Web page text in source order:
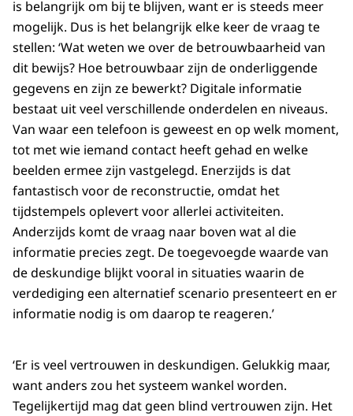
is belangrijk om bij te blijven, want er is steeds meer
mogelijk. Dus is het belangrijk elke keer de vraag te
stellen: ‘Wat weten we over de betrouwbaarheid van
dit bewijs? Hoe betrouwbaar zijn de onderliggende
gegevens en zijn ze bewerkt? Digitale informatie
bestaat uit veel verschillende onderdelen en niveaus.
Van waar een telefoon is geweest en op welk moment,
tot met wie iemand contact heeft gehad en welke
beelden ermee zijn vastgelegd. Enerzijds is dat
fantastisch voor de reconstructie, omdat het
tijdstempels oplevert voor allerlei activiteiten.
Anderzijds komt de vraag naar boven wat al die
informatie precies zegt. De toegevoegde waarde van
de deskundige blijkt vooral in situaties waarin de
verdediging een alternatief scenario presenteert en er
informatie nodig is om daarop te reageren.’
‘Er is veel vertrouwen in deskundigen. Gelukkig maar,
want anders zou het systeem wankel worden.
Tegelijkertijd mag dat geen blind vertrouwen zijn. Het